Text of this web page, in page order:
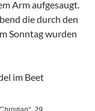
Arm aufgesaugt.
die durch den
Sonntag wurden